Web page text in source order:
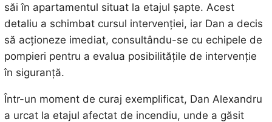
săi în apartamentul situat la etajul șapte. Acest
detaliu a schimbat cursul intervenției, iar Dan a decis
să acționeze imediat, consultându-se cu echipele de
pompieri pentru a evalua posibilitățile de intervenție
în siguranță.
Într-un moment de curaj exemplificat, Dan Alexandru
a urcat la etajul afectat de incendiu, unde a găsit